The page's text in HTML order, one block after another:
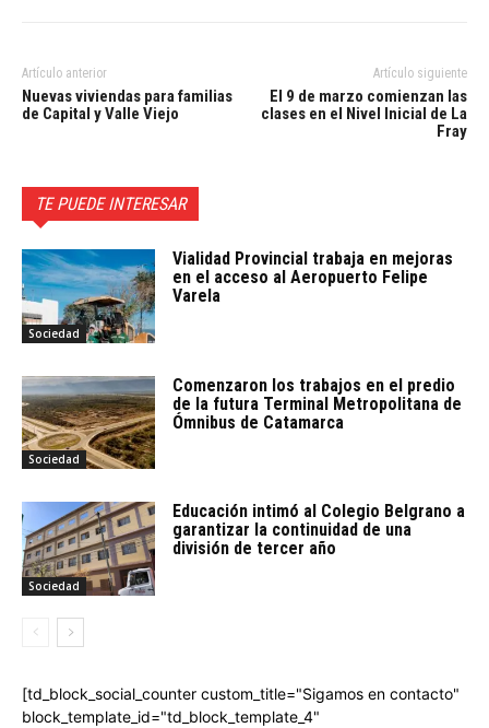
Artículo anterior
Nuevas viviendas para familias
de Capital y Valle Viejo
Artículo siguiente
El 9 de marzo comienzan las
clases en el Nivel Inicial de La
Fray
TE PUEDE INTERESAR
Sociedad
Vialidad Provincial trabaja en mejoras
en el acceso al Aeropuerto Felipe
Varela
Sociedad
Comenzaron los trabajos en el predio
de la futura Terminal Metropolitana de
Ómnibus de Catamarca
Sociedad
Educación intimó al Colegio Belgrano a
garantizar la continuidad de una
división de tercer año
[td_block_social_counter custom_title="Sigamos en contacto"
block_template_id="td_block_template_4"